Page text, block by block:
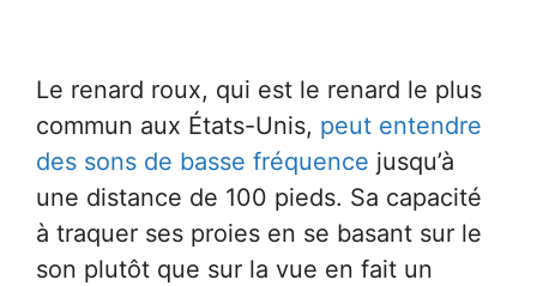
Le renard roux, qui est le renard le plus
commun aux États-Unis, peut entendre
des sons de basse fréquence jusqu’à
une distance de 100 pieds. Sa capacité
à traquer ses proies en se basant sur le
son plutôt que sur la vue en fait un